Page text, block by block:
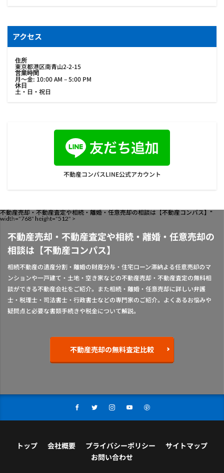
アクセス
住所
東京都港区南青山2-2-15
営業時間
月〜金: 10:00 AM – 5:00 PM
休日
土・日・祝日
不動産コンパスLINE公式アカウント
不動産売却・不動産査定や相続・離婚・任意売却の相談は【不動産コンパス】"
width="768" height="512" >
不動産売却・不動産査定や相続・離婚・任意売却の
相談は【不動産コンパス】
相続不動産の遺産分割・離婚の財産分与・住宅ローン滞納よる任意売却のマ
ンションや一戸建て・土地・空き家などの不動産売却・不動産査定の無料相
談ができる不動産会社をご紹介。また相続・離婚・任意売却に詳しい弁護
士・税理士・司法書士・行政書士などの専門家のご紹介。よくあるお悩みや
疑問点と必要な書類手続きや税金について解説。
不動産売却の無料査定比較
トップ 会社概要 プライバシーポリシー
サイトマップ
お問い合わせ